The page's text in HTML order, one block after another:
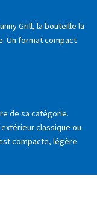
Grill, la bouteille la
Un format compact
de sa catégorie.
classique ou
compacte, légère